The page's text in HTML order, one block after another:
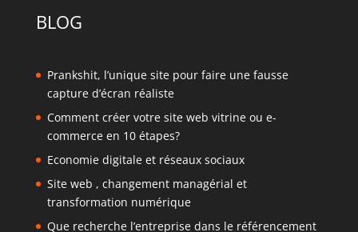
BLOG
Prankshit, l’unique site pour faire une fausse
capture d’écran réaliste
Comment créer votre site web vitrine ou e-
commerce en 10 étapes?
Economie digitale et réseaux sociaux
Site web , changement managérial et
transformation numérique
Que recherche l’entreprise dans le référencement